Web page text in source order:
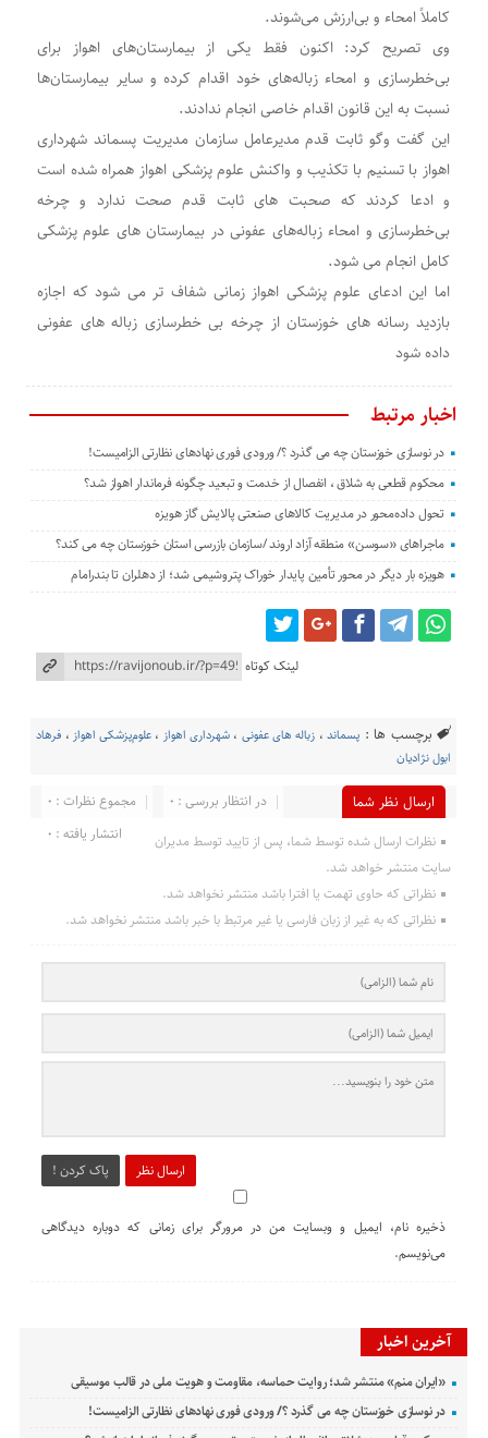
کاملاً امحاء و بی‌ارزش می‌شوند.
وی تصریح کرد: اکنون فقط یکی از بیمارستان‌های اهواز برای
بی‌خطرسازی و امحاء زباله‌های خود اقدام کرده و سایر بیمارستان‌ها
نسبت به این قانون اقدام خاصی انجام ندادند.
این گفت وگو ثابت قدم مدیرعامل سازمان مدیریت پسماند شهرداری
اهواز با تسنیم با تکذیب و واکنش علوم پزشکی اهواز همراه شده است
و ادعا کردند که صحبت های ثابت قدم صحت ندارد و چرخه
بی‌خطرسازی و امحاء زباله‌های عفونی در بیمارستان های علوم پزشکی
کامل انجام می شود.
اما این ادعای علوم پزشکی اهواز زمانی شفاف تر می شود که اجازه
بازدید رسانه های خوزستان از چرخه بی خطرسازی زباله های عفونی
داده شود
اخبار مرتبط
در نوسازی خوزستان چه می گذرد ؟/ ورودی فوری نهادهای نظارتی الزامیست!
محکوم قطعی به شلاق ، انفصال از خدمت و تبعید چگونه فرماندار اهواز شد؟
تحول داده‌محور در مدیریت کالاهای صنعتی پالایش گاز هویزه
ماجراهای «سوسن» منطقه آزاد اروند /سازمان بازرسی استان خوزستان چه می کند؟
هویزه بار دیگر در محور تأمین پایدار خوراک پتروشیمی شد؛ از دهلران تا بندرامام
لینک کوتاه
برچسب ها : پسماند ، زباله های عفونی ، شهرداری اهواز ، علوم‌پزشکی اهواز ، فرهاد
ابول نژادیان
ارسال نظر شما مجموع نظرات : 0
در انتظار بررسی : 0
انتشار یافته : 0
نظرات ارسال شده توسط شما، پس از تایید توسط مدیران
سایت منتشر خواهد شد.
نظراتی که حاوی تهمت یا افترا باشد منتشر نخواهد شد.
نظراتی که به غیر از زبان فارسی یا غیر مرتبط با خبر باشد منتشر نخواهد شد.
ارسال نظر پاک کردن !
ذخیره نام، ایمیل و وبسایت من در مرورگر برای زمانی که دوباره دیدگاهی
می‌نویسم.
آخرین اخبار
«ایران منم» منتشر شد؛ روایت حماسه، مقاومت و هویت ملی در قالب موسیقی
در نوسازی خوزستان چه می گذرد ؟/ ورودی فوری نهادهای نظارتی الزامیست!